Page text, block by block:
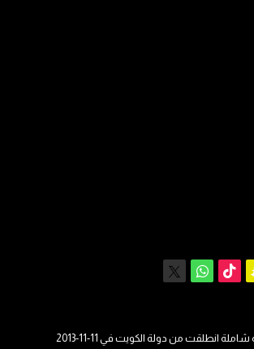
سناب ‫TikTokواتساب
انطلقت من دولة الكويت في 11-11-2013